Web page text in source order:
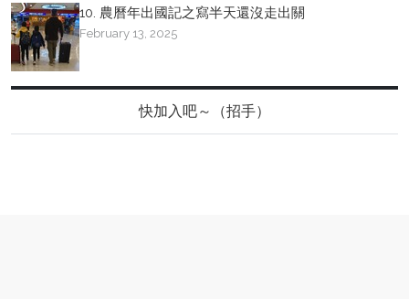
10. 農曆年出國記之寫半天還沒走出關
February 13, 2025
快加入吧～（招手）